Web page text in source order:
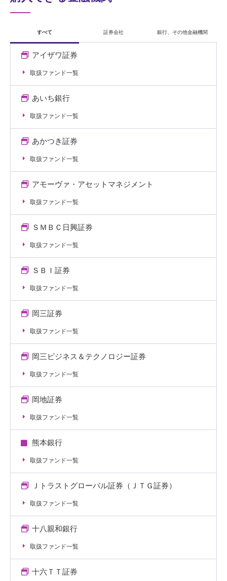
すべて 証券会社 銀行、その他金融機関
アイザワ証券
取扱ファンド一覧
あいち銀行
取扱ファンド一覧
あかつき証券
取扱ファンド一覧
アモーヴァ・アセットマネジメント
取扱ファンド一覧
ＳＭＢＣ日興証券
取扱ファンド一覧
ＳＢＩ証券
取扱ファンド一覧
岡三証券
取扱ファンド一覧
岡三ビジネス＆テクノロジー証券
取扱ファンド一覧
岡地証券
取扱ファンド一覧
熊本銀行
取扱ファンド一覧
Ｊトラストグローバル証券（ＪＴＧ証券）
取扱ファンド一覧
十八親和銀行
取扱ファンド一覧
十六ＴＴ証券